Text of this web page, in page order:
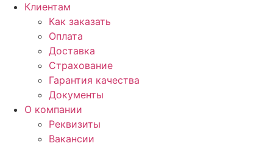
Клиентам
Как заказать
Оплата
Доставка
Страхование
Гарантия качества
Документы
О компании
Реквизиты
Вакансии